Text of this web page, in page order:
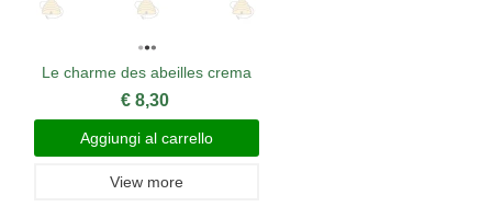
Le charme des abeilles crema
€ 8,30
Aggiungi al carrello
View more